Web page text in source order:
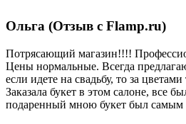
Ольга (Отзыв с Flamp.ru)
Потрясающий магазин!!!!
Цены нормальные. Всегда
если идете на свадьбу, то за
Заказала букет в этом салоне, все
подаренный мною букет был самым